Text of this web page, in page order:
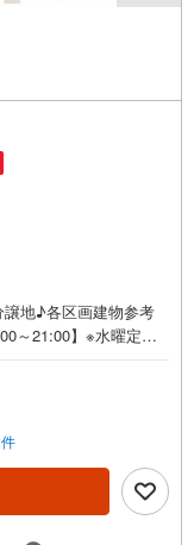
地♪各区画建物参考
～21:00】※水曜定休
れる場合は「室内・
ご希望の日時をご記
可能です。◎現地の
もご案内が可能 ※定
物件詳細を丁寧にご説
駅等、ご指定の場所